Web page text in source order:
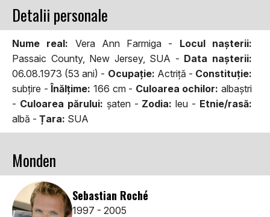
Detalii personale
Nume real: Vera Ann Farmiga - Locul naşterii:
Passaic County, New Jersey, SUA - Data naşterii:
06.08.1973 (53 ani) - Ocupaţie: Actriță - Constituţie:
subţire -Înălţime: 166 cm - Culoarea ochilor: albaştri
- Culoarea părului: şaten - Zodia: leu - Etnie/rasă:
albă - Țara: SUA
Monden
Sebastian Roché
1997 - 2005